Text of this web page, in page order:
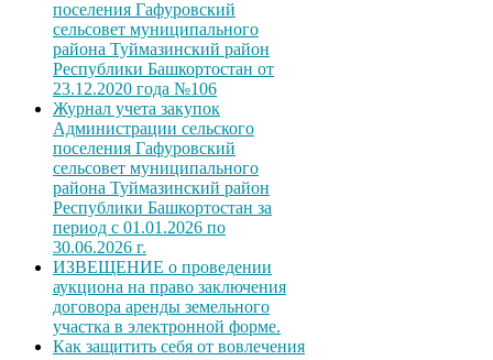
поселения Гафуровский
сельсовет муниципального
района Туймазинский район
Республики Башкортостан от
23.12.2020 года №106
Журнал учета закупок
Администрации сельского
поселения Гафуровский
сельсовет муниципального
района Туймазинский район
Республики Башкортостан за
период с 01.01.2026 по
30.06.2026 г.
ИЗВЕЩЕНИЕ о проведении
аукциона на право заключения
договора аренды земельного
участка в электронной форме.
Как защитить себя от вовлечения